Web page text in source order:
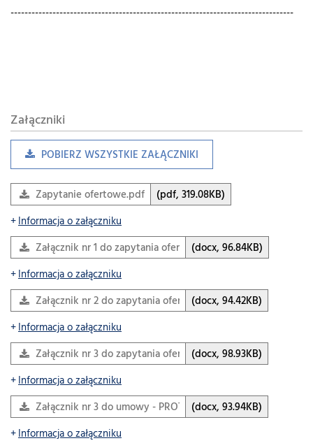
---------------------------------------------------------------------------------
Załączniki
POBIERZ WSZYSTKIE ZAŁĄCZNIKI
Zapytanie ofertowe.pdf
(pdf, 319.08KB)
Informacja o załączniku
Załącznik nr 1 do zapytania ofertowego - FORMULARZ…
(docx, 96.84KB)
Informacja o załączniku
Załącznik nr 2 do zapytania ofertowego - OŚWIADCZENIE
(docx, 94.42KB)
Informacja o załączniku
Załącznik nr 3 do zapytania ofertowego – istotne…
(docx, 98.93KB)
Informacja o załączniku
Załącznik nr 3 do umowy - PROTOKÓŁ ZDAWCZO –
(docx, 93.94KB)
Informacja o załączniku